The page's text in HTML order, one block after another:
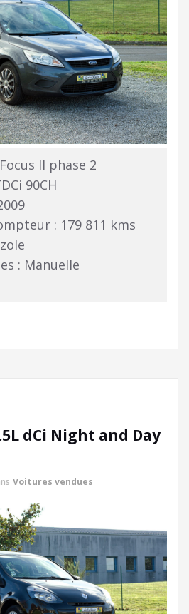
II phase 2
90CH
: 179 811 kms
: Manuelle
dCi Night and Day
Voitures vendues